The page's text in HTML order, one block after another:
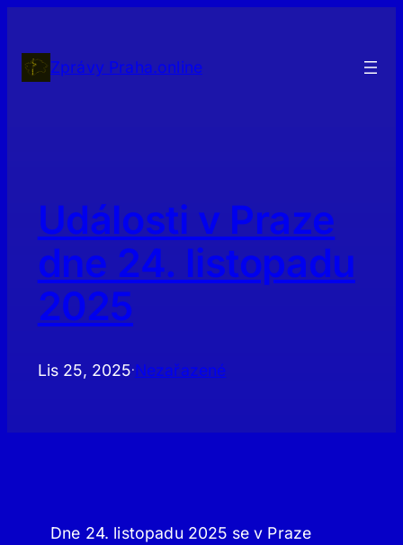
obsahZprávy Praha.online
Události v Praze
dne 24. listopadu
2025
Lis 25, 2025·Nezařazené
Dne 24. listopadu 2025 se v Praze